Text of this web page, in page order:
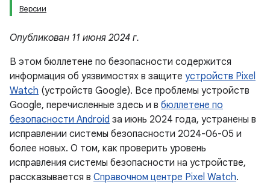
Версии
Опубликован 11 июня 2024 г.
В этом бюллетене по безопасности содержится
информация об уязвимостях в защите устройств Pixel
Watch (устройств Google). Все проблемы устройств
Google, перечисленные здесь и в бюллетене по
безопасности Android за июнь 2024 года, устранены в
исправлении системы безопасности 2024-06-05 и
более новых. О том, как проверить уровень
исправления системы безопасности на устройстве,
рассказывается в Справочном центре Pixel Watch.